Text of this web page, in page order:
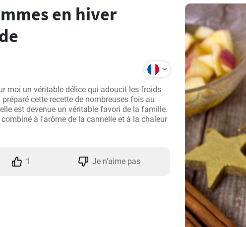
en hiver
moi un véritable délice qui adoucit les froids
cette recette de nombreuses fois au
est devenue un véritable favori de la famille.
à l'arôme de la cannelle et à la chaleur
1 Je n'aime pas